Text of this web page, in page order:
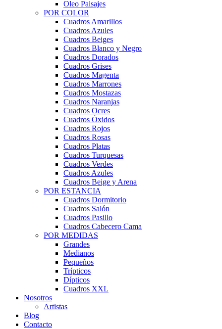
Oleo Paisajes
POR COLOR
Cuadros Amarillos
Cuadros Azules
Cuadros Beiges
Cuadros Blanco y Negro
Cuadros Dorados
Cuadros Grises
Cuadros Magenta
Cuadros Marrones
Cuadros Mostazas
Cuadros Naranjas
Cuadros Ocres
Cuadros Óxidos
Cuadros Rojos
Cuadros Rosas
Cuadros Platas
Cuadros Turquesas
Cuadros Verdes
Cuadros Azules
Cuadros Beige y Arena
POR ESTANCIA
Cuadros Dormitorio
Cuadros Salón
Cuadros Pasillo
Cuadros Cabecero Cama
POR MEDIDAS
Grandes
Medianos
Pequeños
Trípticos
Dípticos
Cuadros XXL
Nosotros
Artistas
Blog
Contacto